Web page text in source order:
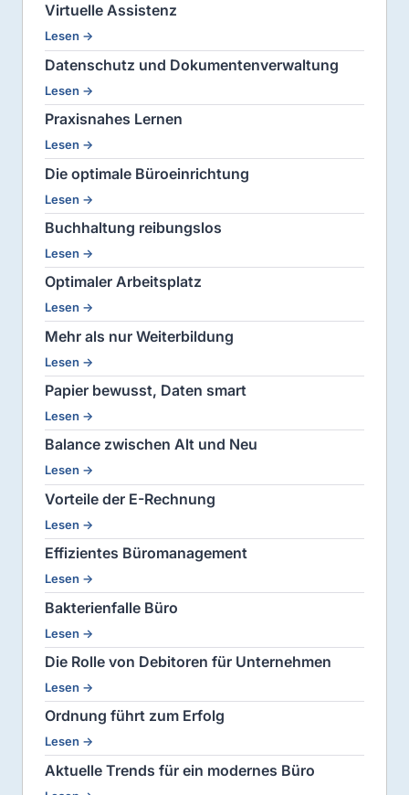
Virtuelle Assistenz
Lesen →
Datenschutz und Dokumentenverwaltung
Lesen →
Praxisnahes Lernen
Lesen →
Die optimale Büroeinrichtung
Lesen →
Buchhaltung reibungslos
Lesen →
Optimaler Arbeitsplatz
Lesen →
Mehr als nur Weiterbildung
Lesen →
Papier bewusst, Daten smart
Lesen →
Balance zwischen Alt und Neu
Lesen →
Vorteile der E-Rechnung
Lesen →
Effizientes Büromanagement
Lesen →
Bakterienfalle Büro
Lesen →
Die Rolle von Debitoren für Unternehmen
Lesen →
Ordnung führt zum Erfolg
Lesen →
Aktuelle Trends für ein modernes Büro